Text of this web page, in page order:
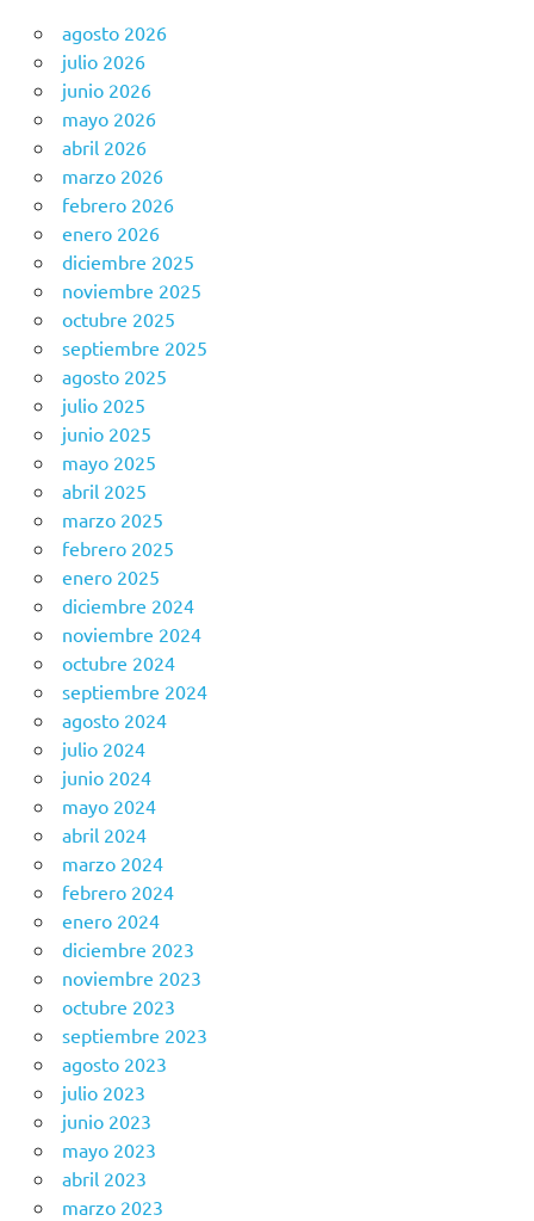
agosto 2026
julio 2026
junio 2026
mayo 2026
abril 2026
marzo 2026
febrero 2026
enero 2026
diciembre 2025
noviembre 2025
octubre 2025
septiembre 2025
agosto 2025
julio 2025
junio 2025
mayo 2025
abril 2025
marzo 2025
febrero 2025
enero 2025
diciembre 2024
noviembre 2024
octubre 2024
septiembre 2024
agosto 2024
julio 2024
junio 2024
mayo 2024
abril 2024
marzo 2024
febrero 2024
enero 2024
diciembre 2023
noviembre 2023
octubre 2023
septiembre 2023
agosto 2023
julio 2023
junio 2023
mayo 2023
abril 2023
marzo 2023